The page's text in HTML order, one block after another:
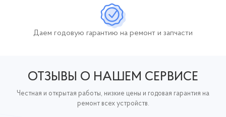
Даем годовую гарантию на ремонт и запчасти
ОТЗЫВЫ О НАШЕМ СЕРВИСЕ
Честная и открытая работы, низкие цены и годовая гарантия на
ремонт всех устройств.